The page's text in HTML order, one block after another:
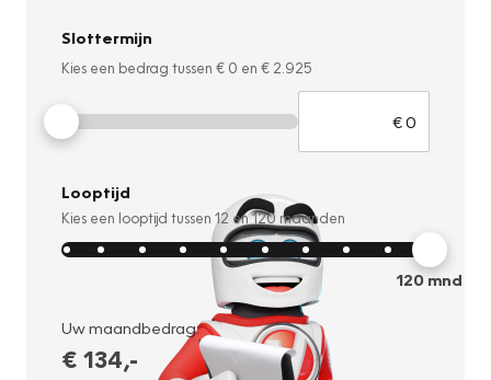
Slottermijn
Kies een bedrag tussen € 0 en € 2.925
Looptijd
Kies een looptijd tussen 12 en120 maanden
120mnd
Uw maandbedrag:
€ 134,-